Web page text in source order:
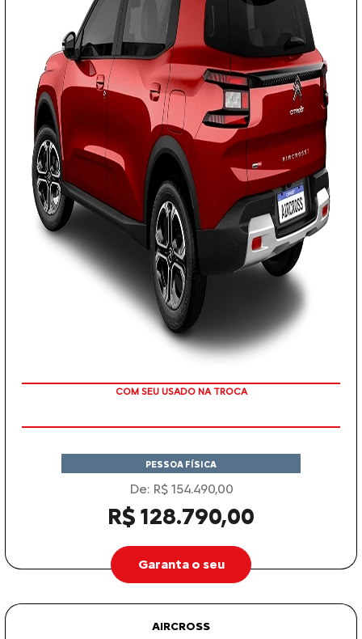
TAXA ZERO
PESSOA FÍSICA
De: R$ 154.490,00
R$ 128.790,00
Garanta o seu
AIRCROSS